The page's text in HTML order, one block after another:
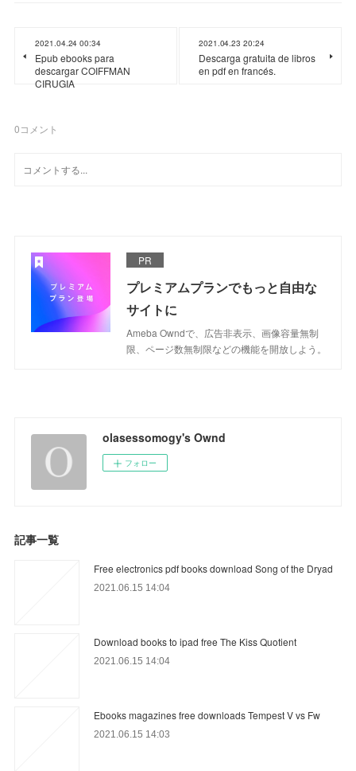
2021.04.24 00:34
Epub ebooks para
descargar COIFFMAN
CIRUGIA
2021.04.23 20:24
Descarga gratuita de libros
en pdf en francés.
0コメント
PR
プレミアムプランでもっと自由な
サイトに
Ameba Owndで、広告非表示、画像容量無制
限、ページ数無制限などの機能を開放しよう。
olasessomogy's Ownd
フォロー
記事一覧
Free electronics pdf books download Song of the Dryad
2021.06.15 14:04
Download books to ipad free The Kiss Quotient
2021.06.15 14:04
Ebooks magazines free downloads Tempest V vs Fw
2021.06.15 14:03